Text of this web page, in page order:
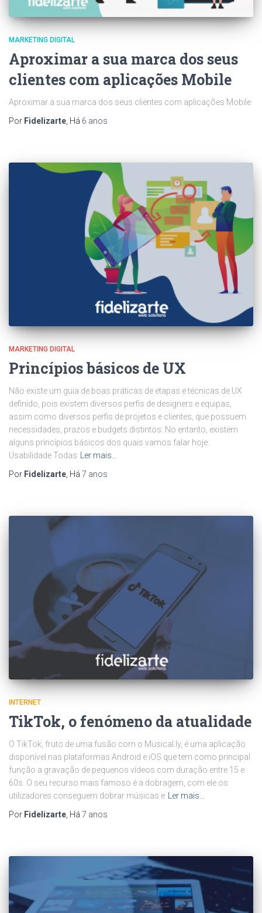
MARKETING DIGITAL
Aproximar a sua marca dos seus
clientes com aplicações Mobile
Aproximar a sua marca dos seus clientes com aplicações Mobile
Por Fidelizarte, Há 6 anos
MARKETING DIGITAL
Princípios básicos de UX
Não existe um guia de boas práticas de etapas e técnicas de UX
definido, pois existem diversos perfis de designers e equipas,
assim como diversos perfis de projetos e clientes, que possuem
necessidades, prazos e budgets distintos. No entanto, existem
alguns princípios básicos dos quais vamos falar hoje.
Usabilidade Todas
Ler mais…
Por Fidelizarte , Há 7 anos
INTERNET
TikTok, o fenómeno da atualidade
O TikTok, fruto de uma fusão com o Musical.ly, é uma aplicação
disponível nas plataformas Android e iOS que tem como principal
função a gravação de pequenos vídeos com duração entre 15 e
60s. O seu recurso mais famoso é a dobragem, com ele os
utilizadores conseguem dobrar músicas e
Ler mais…
Por Fidelizarte , Há 7 anos